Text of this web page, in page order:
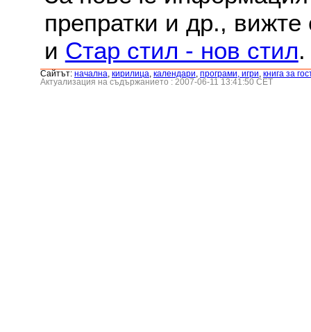
препратки и др.,
и Стар стил - нов стил.
Сайтът: началнa кирилица календари програми, игри книга за
Актуализация на съдържанието : 2007-06-11 13:41:50 CET